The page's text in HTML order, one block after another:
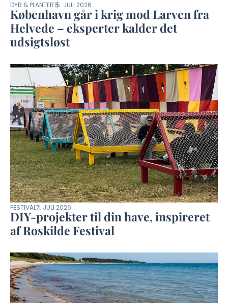
DYR & PLANTER15. JULI 2026
København går i krig mod Larven fra
Helvede – eksperter kalder det
udsigtsløst
FESTIVAL7. JULI 2026
DIY-projekter til din have, inspireret
af Roskilde Festival